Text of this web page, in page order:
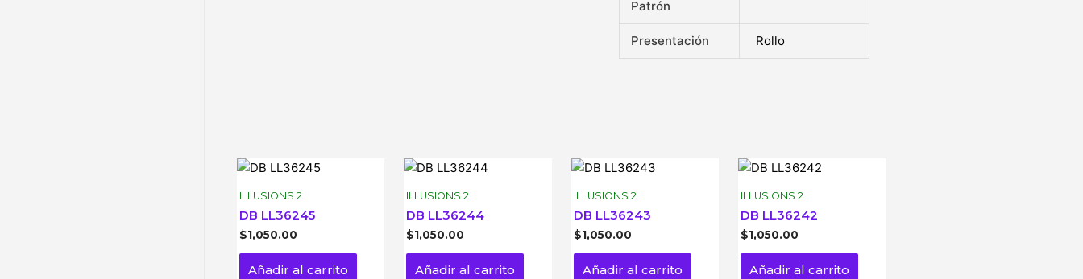
Patrón
Presentación Rollo
ILLUSIONS 2
DB LL36245
$1,050.00
Añadir al carrito
ILLUSIONS 2
DB LL36244
$1,050.00
Añadir al carrito
ILLUSIONS 2
DB LL36243
$1,050.00
Añadir al carrito
ILLUSIONS 2
DB LL36242
$1,050.00
Añadir al carrito